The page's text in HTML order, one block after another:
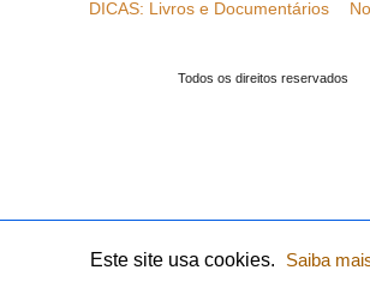
DICAS: Livros e Documentários
Todos os direitos reservados
Este site usa cookies. Saiba